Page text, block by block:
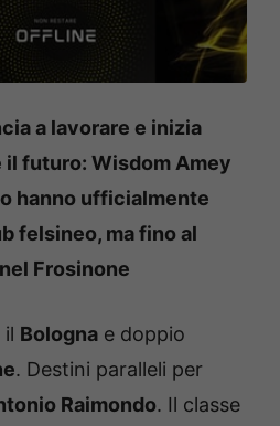
a lavorare e inizia
futuro: Wisdom Amey
hanno ufficialmente
felsineo, ma fino al
Frosinone
il Bologna e doppio
. Destini paralleli per
Raimondo. Il classe